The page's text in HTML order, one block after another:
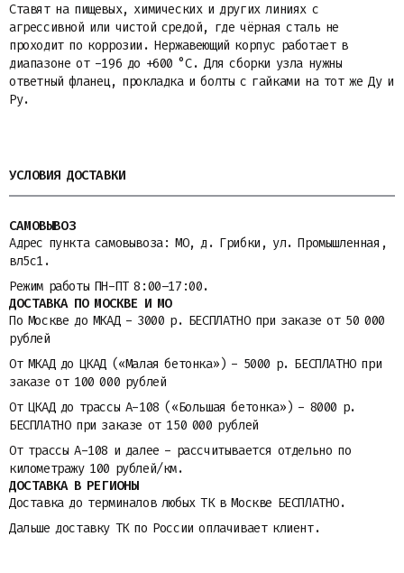
Ставят на пищевых, химических и других линиях с
агрессивной или чистой средой, где чёрная сталь не
проходит по коррозии. Нержавеющий корпус работает в
диапазоне от -196 до +600 °С. Для сборки узла нужны
ответный фланец, прокладка и болты с гайками на тот же Ду и
Ру.
УСЛОВИЯ ДОСТАВКИ
САМОВЫВОЗ
Адрес пункта самовывоза: МО, д. Грибки, ул. Промышленная,
вл5с1.
Режим работы ПН-ПТ 8:00–17:00.
ДОСТАВКА ПО МОСКВЕ И МО
По Москве до МКАД - 3000 р. БЕСПЛАТНО при заказе от 50 000
рублей
От МКАД до ЦКАД («Малая бетонка») - 5000 р. БЕСПЛАТНО при
заказе от 100 000 рублей
От ЦКАД до трассы A-108 («Большая бетонка») - 8000 р.
БЕСПЛАТНО при заказе от 150 000 рублей
От трассы A-108 и далее - рассчитывается отдельно по
километражу 100 рублей/км.
ДОСТАВКА В РЕГИОНЫ
Доставка до терминалов любых ТК в Москве БЕСПЛАТНО.
Дальше доставку ТК по России оплачивает клиент.